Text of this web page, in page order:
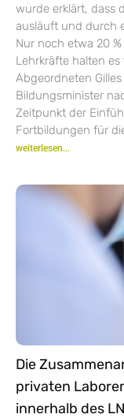
wurde erklärt, dass
ausläuft und durch
Nur noch etwa 20
Lehrkräfte halten
Abgeordneten
Bildungsminister
Zeitpunkt der
Fortbildungen für
weiterlesen...
Die
privaten
innerhalb des